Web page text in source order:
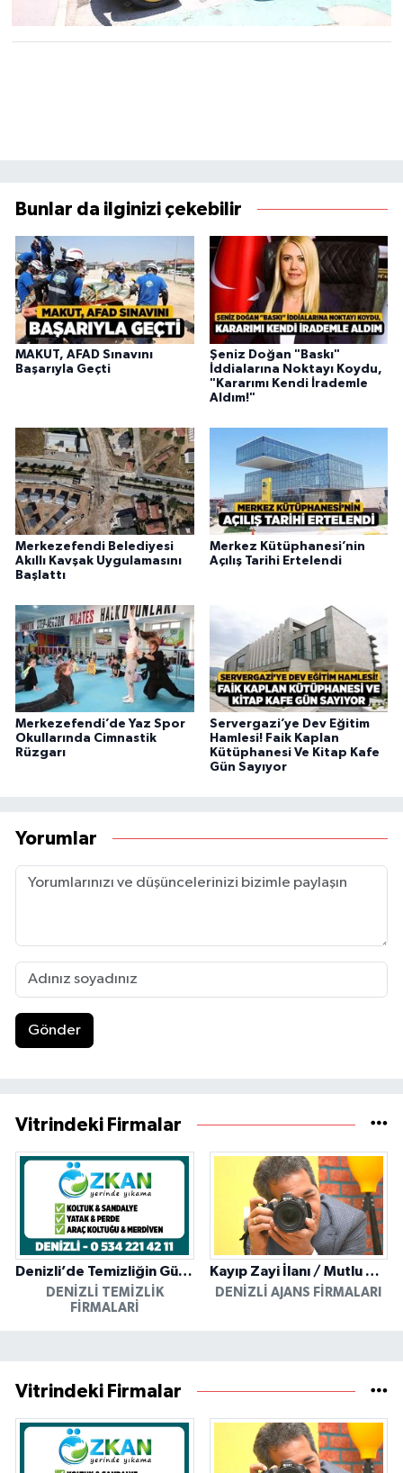
Bunlar da ilginizi çekebilir
MAKUT, AFAD Sınavını
Başarıyla Geçti
Şeniz Doğan "Baskı"
İddialarına Noktayı Koydu,
"Kararımı Kendi İrademle
Aldım!"
Merkezefendi Belediyesi
Akıllı Kavşak Uygulamasını
Başlattı
Merkez Kütüphanesi’nin
Açılış Tarihi Ertelendi
Merkezefendi’de Yaz Spor
Okullarında Cimnastik
Rüzgarı
Servergazi’ye Dev Eğitim
Hamlesi! Faik Kaplan
Kütüphanesi Ve Kitap Kafe
Gün Sayıyor
Yorumlar
Gönder
Vitrindeki Firmalar
Denizli’de Temizliğin Güvenilir Adresi: Özkan Yerinde Yıkama
DENIZLI TEMIZLIK
FIRMALARI
Kayıp Zayi İlanı / Mutlu Ajans / Denizli
DENIZLI AJANS FIRMALARI
Vitrindeki Firmalar